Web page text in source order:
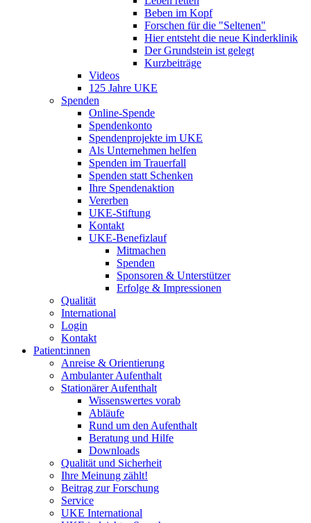
Beben im Kopf
Forschen für die "Seltenen"
Hier entsteht die neue Kinderklinik
Der Grundstein ist gelegt
Kurzbeiträge
Videos
125 Jahre UKE
Spenden
Online-Spende
Spendenkonto
Spendenprojekte im UKE
Als Unternehmen helfen
Spenden im Trauerfall
Spenden statt Schenken
Ihre Spendenaktion
Vererben
UKE-Stiftung
Kontakt
UKE-Benefizlauf
Mitmachen
Spenden
Sponsoren & Unterstützer
Erfolge & Impressionen
Qualität
International
Login
Kontakt
Patient:innen
Anreise & Orientierung
Ambulanter Aufenthalt
Stationärer Aufenthalt
Wissenswertes vorab
Abläufe
Rund um den Aufenthalt
Beratung und Hilfe
Downloads
Qualität und Sicherheit
Ihre Meinung zählt!
Beitrag zur Forschung
Service
UKE International